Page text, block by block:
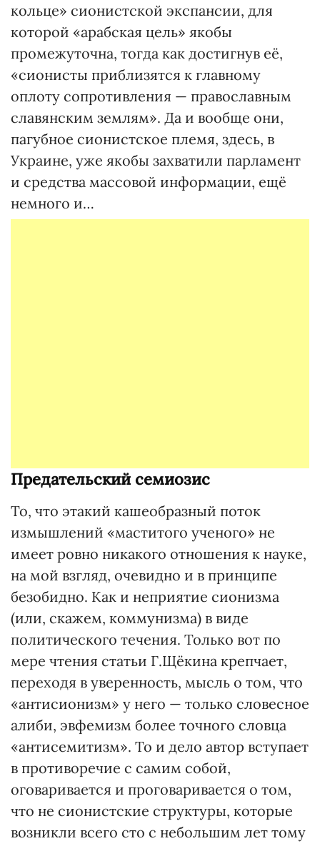
кольце» сионистской экспансии, для
которой «арабская цель» якобы
промежуточна, тогда как достигнув её,
«сионисты приблизятся к главному
оплоту сопротивления — православным
славянским землям». Да и вообще они,
пагубное сионистское племя, здесь, в
Украине, уже якобы захватили парламент
и средства массовой информации, ещё
немного и…
Предательский семиозис
То, что этакий кашеобразный поток
измышлений «маститого ученого» не
имеет ровно никакого отношения к науке,
на мой взгляд, очевидно и в принципе
безобидно. Как и неприятие сионизма
(или, скажем, коммунизма) в виде
политического течения. Только вот по
мере чтения статьи Г.Щёкина крепчает,
переходя в уверенность, мысль о том, что
«антисионизм» у него — только словесное
алиби, эвфемизм более точного словца
«антисемитизм». То и дело автор вступает
в противоречие с самим собой,
оговаривается и проговаривается о том,
что не сионистские структуры, которые
возникли всего сто с небольшим лет тому